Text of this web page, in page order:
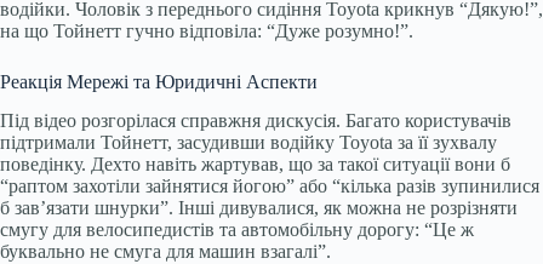
водійки. Чоловік з переднього сидіння Toyota крикнув “Дякую!”,
на що Тойнетт гучно відповіла: “Дуже розумно!”.
Реакція Мережі та Юридичні Аспекти
Під відео розгорілася справжня дискусія. Багато користувачів
підтримали Тойнетт, засудивши водійку Toyota за її зухвалу
поведінку. Дехто навіть жартував, що за такої ситуації вони б
“раптом захотіли зайнятися йогою” або “кілька разів зупинилися
б зав’язати шнурки”. Інші дивувалися, як можна не розрізняти
смугу для велосипедистів та автомобільну дорогу: “Це ж
буквально не смуга для машин взагалі”.